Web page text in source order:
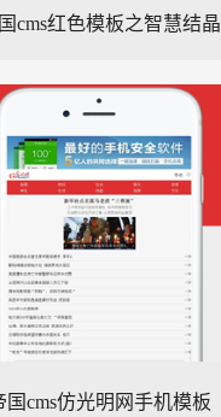
cms红色模板之智慧结晶
国cms仿光明网手机模板